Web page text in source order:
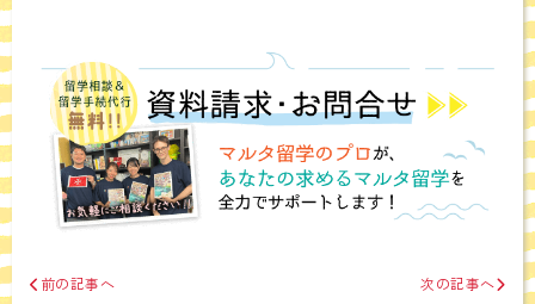
前の記事へ 次の記事へ